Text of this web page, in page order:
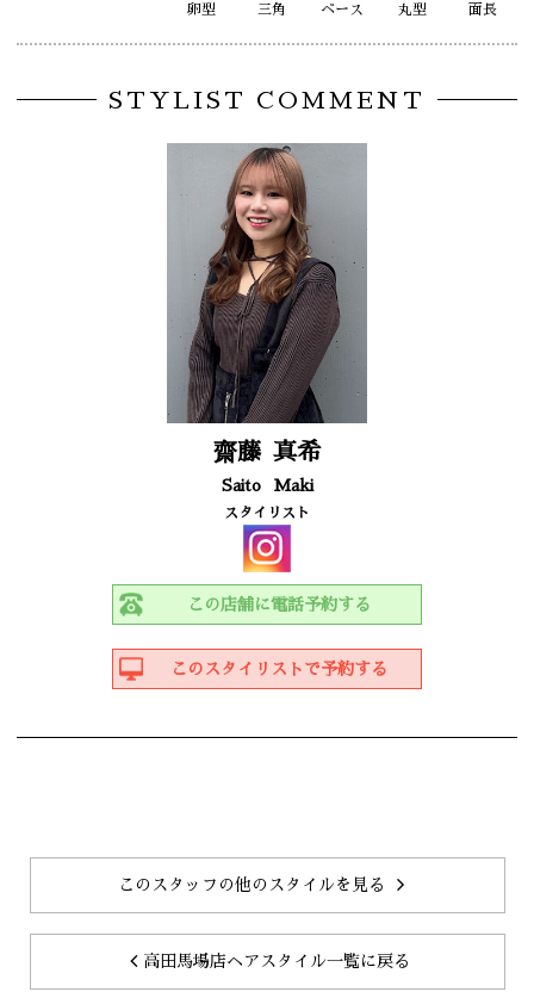
卵型 三角 ベース 丸型 面長
STYLIST COMMENT
齋藤 真希
Saito Maki
スタイリスト
この店舗に電話予約する
このスタイリストで予約する
このスタッフの他のスタイルを見る
高田馬場店ヘアスタイル一覧に戻る